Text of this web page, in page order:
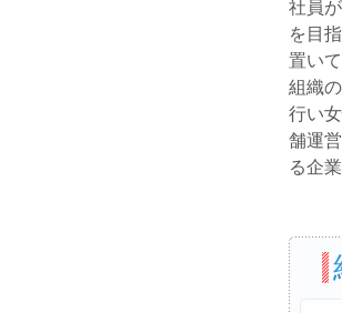
社員
を目
置い
組織
行い
舗運
る企